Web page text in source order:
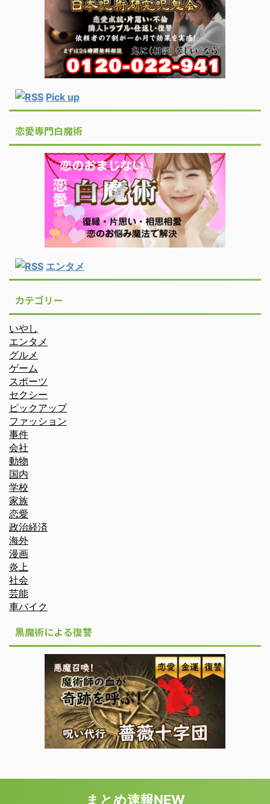
Pick up
恋愛専門白魔術
エンタメ
カテゴリー
いやし
エンタメ
グルメ
ゲーム
スポーツ
セクシー
ピックアップ
ファッション
事件
会社
動物
国内
学校
家族
恋愛
政治経済
海外
漫画
炎上
社会
芸能
車バイク
黒魔術による復讐
まとめ速報NEW